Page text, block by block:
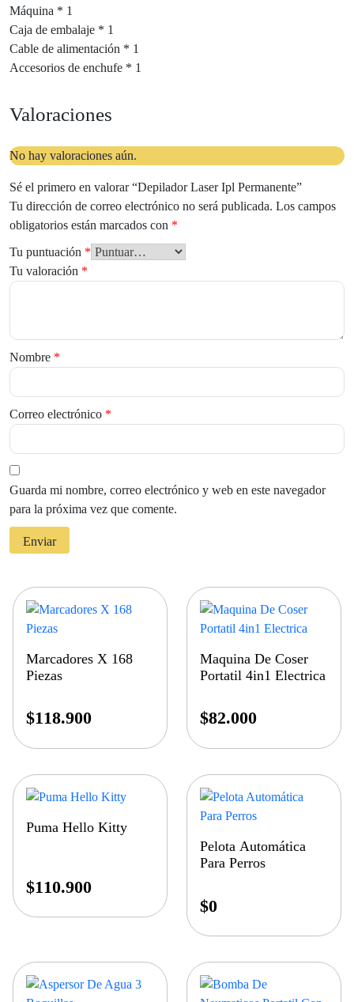
Máquina * 1
Caja de embalaje * 1
Cable de alimentación * 1
Accesorios de enchufe * 1
Valoraciones
No hay valoraciones aún.
Sé el primero en valorar “Depilador Laser Ipl Permanente”
Tu dirección de correo electrónico no será publicada. Los campos
obligatorios están marcados con *
Tu puntuación *
Tu valoración *
Nombre *
Correo electrónico *
Guarda mi nombre, correo electrónico y web en este navegador
para la próxima vez que comente.
Marcadores X 168
Piezas
$118.900
Maquina De Coser
Portatil 4in1 Electrica
$82.000
Puma Hello Kitty
$110.900
Pelota Automática
Para Perros
$0